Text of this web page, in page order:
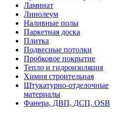
Ламинат
Линолеум
Наливные полы
Паркетная доска
Плитка
Подвесные потолки
Пробковое покрытие
Тепло и гидроизоляция
Химия строительная
Штукатурно-отделочные
материалы
Фанера, ДВП, ДСП, OSB